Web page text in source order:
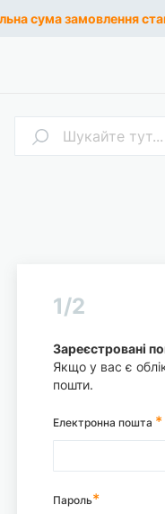
сума замовлення
Пошук
1/2
Зареєстровані
Якщо у вас є
пошти.
Електронна пошта
Пароль